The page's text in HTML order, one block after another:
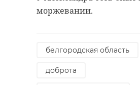
моржевании.
белгородская область
доброта